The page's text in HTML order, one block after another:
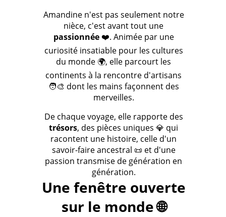
Amandine n'est pas seulement notre
nièce, c'est avant tout une
passionnée❤️. Animée par une
curiosité insatiable pour les cultures
du monde 🌍, elle parcourt les
continents à la rencontre d'artisans
🧑‍🎨 dont les mains façonnent des
merveilles.
De chaque voyage, elle rapporte des
trésors, des pièces uniques 💎 qui
racontent une histoire, celle d'un
savoir-faire ancestral 📜 et d'une
passion transmise de génération en
génération.
Une fenêtre ouverte
sur le monde 🌐